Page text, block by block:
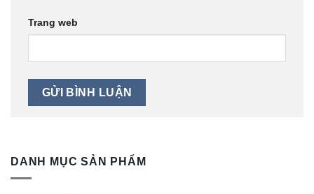
Trang web
DANH MỤC SẢN PHẨM